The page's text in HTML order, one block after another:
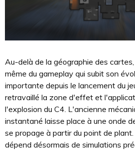
Au-delà de la géographie des
même du gameplay qui subit son
importante depuis le lancement du
retravaillé la zone d'effet et
l'explosion du C4. L'ancienne
instantané laisse place à une onde
se propage à partir du point de
dépend désormais de simulations